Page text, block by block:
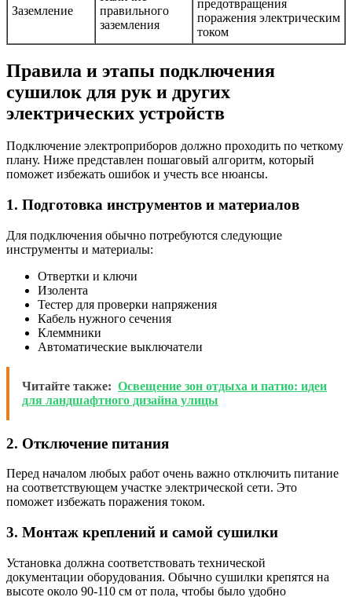
Заземление
правильного
заземления
предотвращения
поражения электрическим
током
Правила и этапы подключения
сушилок для рук и других
электрических устройств
Подключение электроприборов должно проходить по четкому
плану. Ниже представлен пошаговый алгоритм, который
поможет избежать ошибок и учесть все нюансы.
1. Подготовка инструментов и материалов
Для подключения обычно потребуются следующие
инструменты и материалы:
Отвертки и ключи
Изолента
Тестер для проверки напряжения
Кабель нужного сечения
Клеммники
Автоматические выключатели
Читайте также: Освещение зон отдыха и патио: идеи
для ландшафтного дизайна улицы
2. Отключение питания
Перед началом любых работ очень важно отключить питание
на соответствующем участке электрической сети. Это
поможет избежать поражения током.
3. Монтаж креплений и самой сушилки
Установка должна соответствовать технической
документации оборудования. Обычно сушилки крепятся на
высоте около 90-110 см от пола, чтобы было удобно